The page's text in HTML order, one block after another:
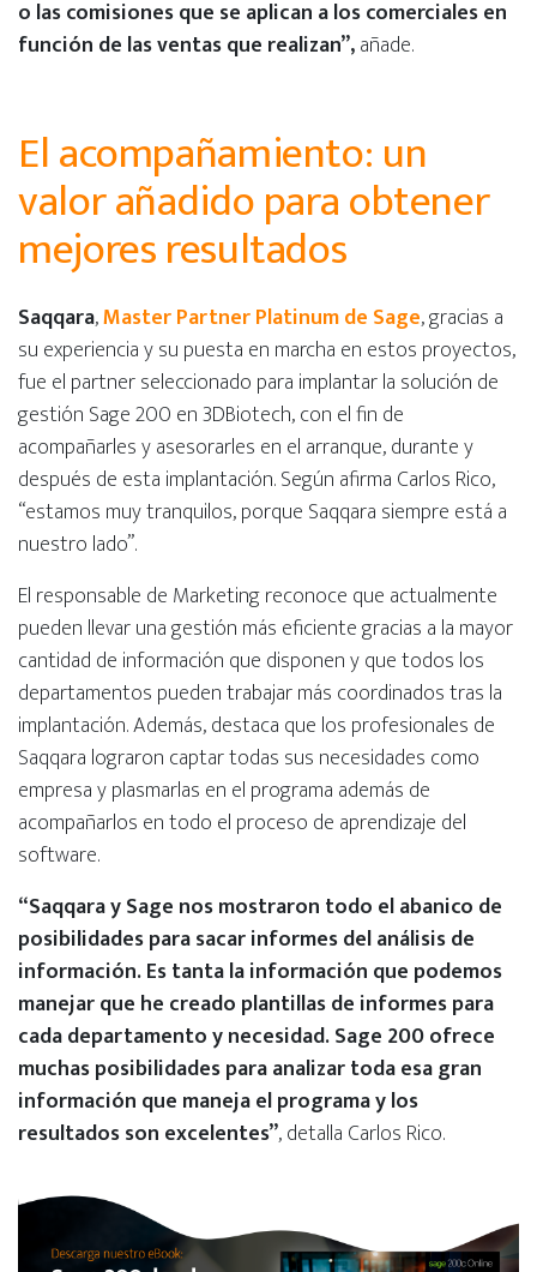
o las comisiones que se aplican a los comerciales en
función de las ventas que realizan”,añade.
El acompañamiento: un
valor añadido para obtener
mejores resultados
Saqqara,Master Partner Platinum de Sage, gracias a
su experiencia y su puesta en marcha en estos proyectos,
fue el partner seleccionado para implantar la solución de
gestión Sage 200 en 3DBiotech, con el fin de
acompañarles y asesorarles en el arranque, durante y
después de esta implantación. Según afirma Carlos Rico,
“estamos muy tranquilos, porque Saqqara siempre está a
nuestro lado”.
El responsable de Marketing reconoce que actualmente
pueden llevar una gestión más eficiente gracias a la mayor
cantidad de información que disponen y que todos los
departamentos pueden trabajar más coordinados tras la
implantación. Además, destaca que los profesionales de
Saqqara lograron captar todas sus necesidades como
empresa y plasmarlas en el programa además de
acompañarlos en todo el proceso de aprendizaje del
software.
“Saqqara y Sage nos mostraron todo el abanico de
posibilidades para sacar informes del análisis de
información. Es tanta la información que podemos
manejar que he creado plantillas de informes para
cada departamento y necesidad. Sage 200 ofrece
muchas posibilidades para analizar toda esa gran
información que maneja el programa y los
resultados son excelentes”, detalla Carlos Rico.